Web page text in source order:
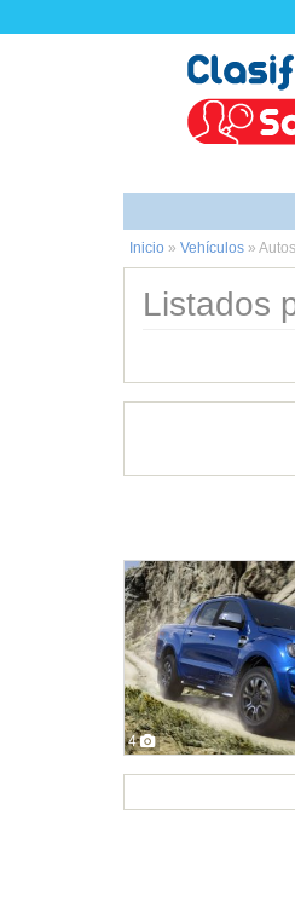
Inicio » Vehículos »
Listados
4